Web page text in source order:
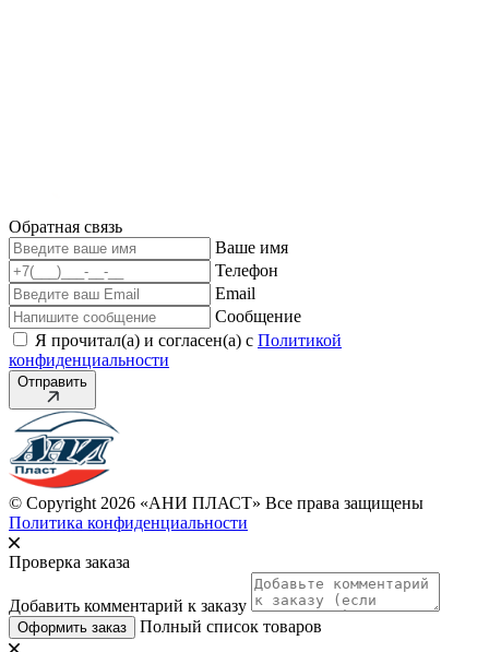
Обратная связь
Ваше имя
Телефон
Email
Сообщение
Я прочитал(а) и согласен(а) с Политикой
конфиденциальности
Отправить
© Copyright 2026 «АНИ ПЛАСТ» Все права защищены
Политика конфиденциальности
Проверка заказа
Добавить комментарий к заказу
Оформить заказ Полный список товаров